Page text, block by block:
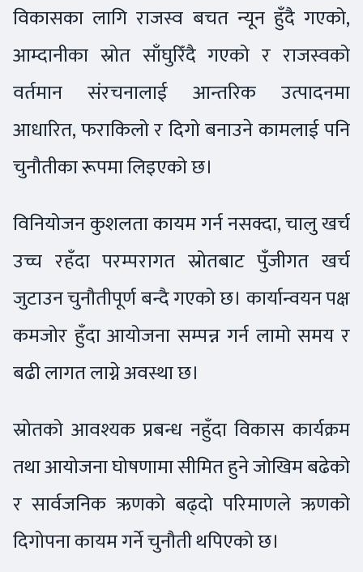
विकासका लागि राजस्व बचत न्यून हुँदै गएको,
आम्दानीका स्रोत साँघुरिँदै गएको र राजस्वको
वर्तमान संरचनालाई आन्तरिक उत्पादनमा
आधारित, फराकिलो र दिगो बनाउने कामलाई पनि
चुनौतीका रूपमा लिइएको छ।
विनियोजन कुशलता कायम गर्न नसक्दा, चालु खर्च
उच्च रहँदा परम्परागत स्रोतबाट पुँजीगत खर्च
जुटाउन चुनौतीपूर्ण बन्दै गएको छ। कार्यान्वयन पक्ष
कमजोर हुँदा आयोजना सम्पन्न गर्न लामो समय र
बढी लागत लाग्ने अवस्था छ।
स्रोतको आवश्यक प्रबन्ध नहुँदा विकास कार्यक्रम
तथा आयोजना घोषणामा सीमित हुने जोखिम बढेको
र सार्वजनिक ऋणको बढ्दो परिमाणले ऋणको
दिगोपना कायम गर्ने चुनौती थपिएको छ।